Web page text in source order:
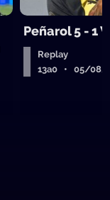
Peñarol 5 - 1
Replay
13a0 • 05/08/